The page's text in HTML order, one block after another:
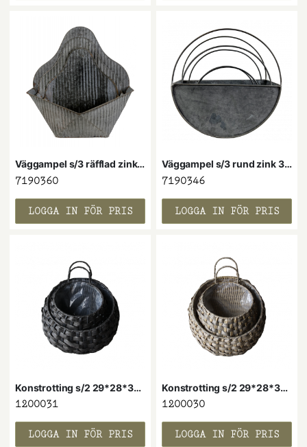
Väggampel s/3 räfflad zink 39x16x18H cm
7190360
LOGGA IN FÖR PRIS
Väggampel s/3 rund zink 36x15H cm
7190346
LOGGA IN FÖR PRIS
Konstrotting s/2 29*28*32H sv/grå
1200031
LOGGA IN FÖR PRIS
Konstrotting s/2 29*28*32H br/grå
1200030
LOGGA IN FÖR PRIS